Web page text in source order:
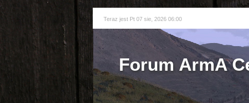
Teraz jest Pt 07 sie, 2026 06:00
Forum ArmA